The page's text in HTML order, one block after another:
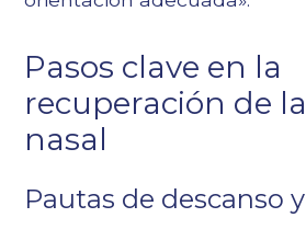
Pasos clave en la
recuperación de
nasal
Pautas de descanso